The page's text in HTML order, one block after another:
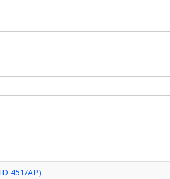
451/AP)